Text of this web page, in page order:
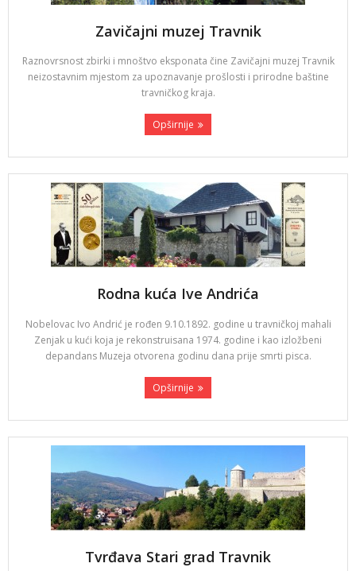
Zavičajni muzej Travnik
Raznovrsnost zbirki i mnoštvo eksponata čine Zavičajni muzej Travnik
neizostavnim mjestom za upoznavanje prošlosti i prirodne baštine
travničkog kraja.
Opširnije
Rodna kuća Ive Andrića
Nobelovac Ivo Andrić je rođen 9.10.1892. godine u travničkoj mahali
Zenjak u kući koja je rekonstruisana 1974. godine i kao izložbeni
depandans Muzeja otvorena godinu dana prije smrti pisca.
Opširnije
Tvrđava Stari grad Travnik